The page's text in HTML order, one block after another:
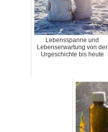
Lebensspanne und
Lebenserwartung von der
Urgeschichte bis heute